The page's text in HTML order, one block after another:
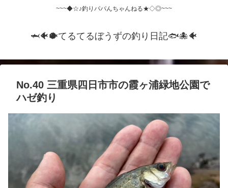
~~~◆☆♪釣りパパんちゃんねる★◇◎~~~
🦈🐠🐡てるてるぼうずの釣り日記🐟️🐙🐠
No.40 三重県四日市市の霞ヶ浦緑地公園で
ハゼ釣り